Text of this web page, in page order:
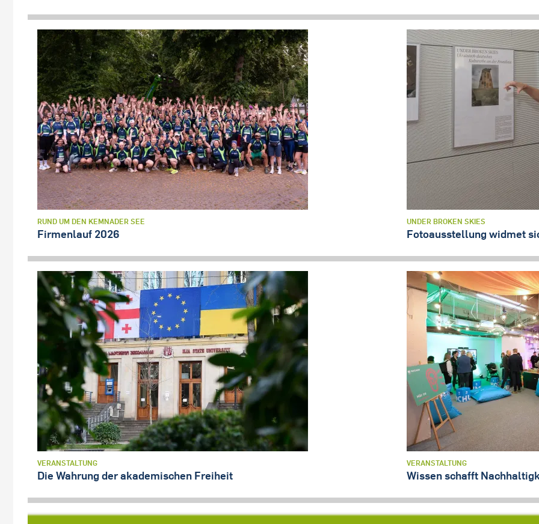
RUND UM DEN KEMNADER SEE
Firmenlauf 2026
UNDER BROKEN SKIES
Fotoausstellung widmet
VERANSTALTUNG
Die Wahrung der akademischen Freiheit
VERANSTALTUNG
Wissen schafft